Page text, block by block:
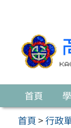
首頁
首頁>行政